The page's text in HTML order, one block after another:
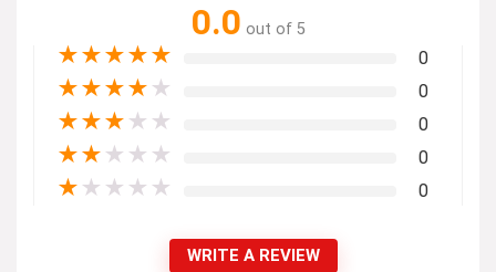
0.0 out of 5
★★★★★ 0
★★★★ ★ 0
★★★ ★ ★ 0
★★ ★ ★ ★ 0
★ ★ ★ ★ ★ 0
WRITE A REVIEW